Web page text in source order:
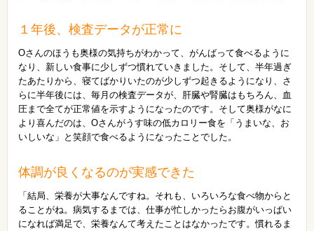
１年後、検査データが正常に
Oさんのほうも奥様の気持ちがわかって、がんばって食べるように
なり、新しい食事に少しずつ慣れていきました。そして、半年過ぎ
たあたりから、寝てばかりいたのが少しずつ起きるようになり、さ
らに半年後には、毎月の検査データが、肝臓や腎臓はもちろん、血
圧まで全てが正常値を示すようになったのです。そして奥様がなに
より喜んだのは、Oさんがうす味の低カロリー食を「うまいな、お
いしいな」と笑顔で食べるようになったことでした。
体調が良くなるのが実感できた
「結局、栄養が大事なんですね。それも、いろいろな食べ物からと
ることがね。病気するまでは、仕事が忙しかったらお腹がいっぱい
になれば満足で、栄養なんて考えたことはなかったです。慣れるま